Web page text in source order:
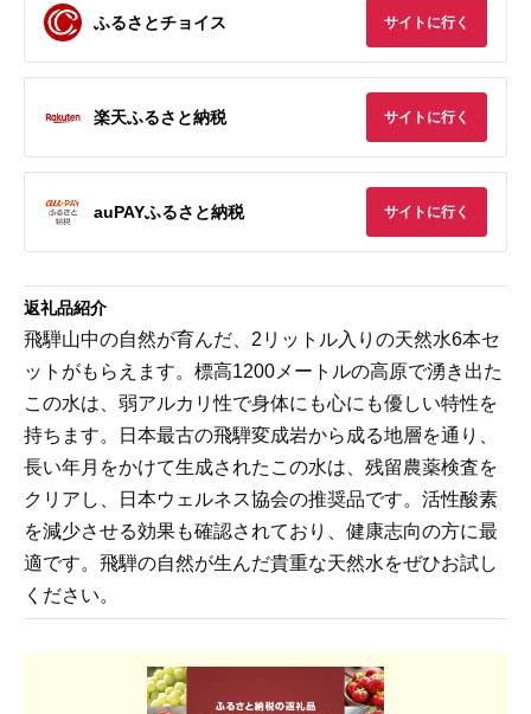
ふるさとチョイス サイトに行く
楽天ふるさと納税 サイトに行く
auPAYふるさと納税 サイトに行く
返礼品紹介
飛騨山中の自然が育んだ、2リットル入りの天然水6本セ
ットがもらえます。標高1200メートルの高原で湧き出た
この水は、弱アルカリ性で身体にも心にも優しい特性を
持ちます。日本最古の飛騨変成岩から成る地層を通り、
長い年月をかけて生成されたこの水は、残留農薬検査を
クリアし、日本ウェルネス協会の推奨品です。活性酸素
を減少させる効果も確認されており、健康志向の方に最
適です。飛騨の自然が生んだ貴重な天然水をぜひお試し
ください。